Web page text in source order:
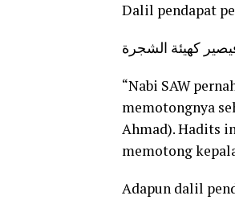
Dalil pendapat
كهيئة الشجرة
“Nabi SAW
memotongnya
Ahmad). Hadits
memotong
Adapun dalil